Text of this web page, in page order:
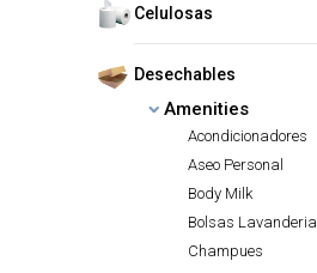
Celulosas
Desechables
Amenities
Acondicionadores
Aseo Personal
Body Milk
Bolsas Lavanderia
Champues